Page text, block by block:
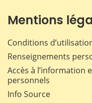
Mentions
Conditions
Renseignements
Accès à l’information
personnels
Info Source